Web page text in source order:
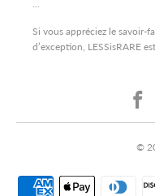
...
Si vous appréciez le savoir-
d’exception, LESSisRARE
©